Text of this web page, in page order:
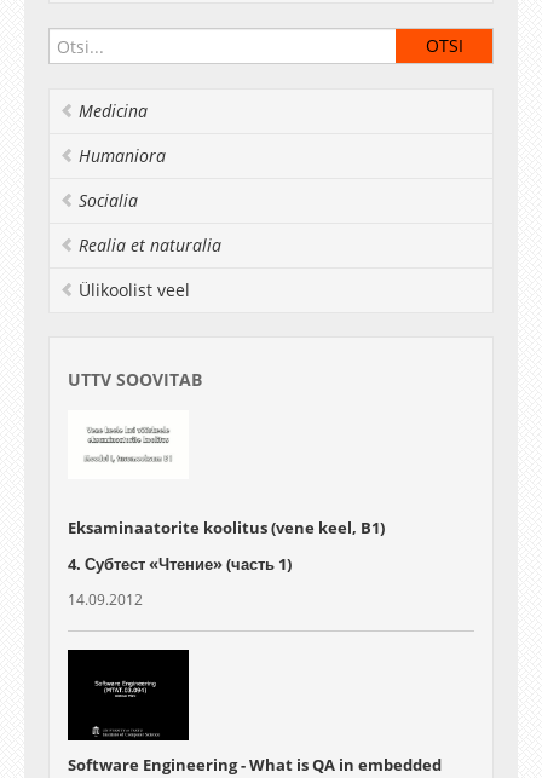
Medicina
Humaniora
Socialia
Realia et naturalia
Ülikoolist veel
UTTV SOOVITAB
Eksaminaatorite koolitus (vene keel, B1)
4. Субтест «Чтение» (часть 1)
14.09.2012
Software Engineering - What is QA in embedded